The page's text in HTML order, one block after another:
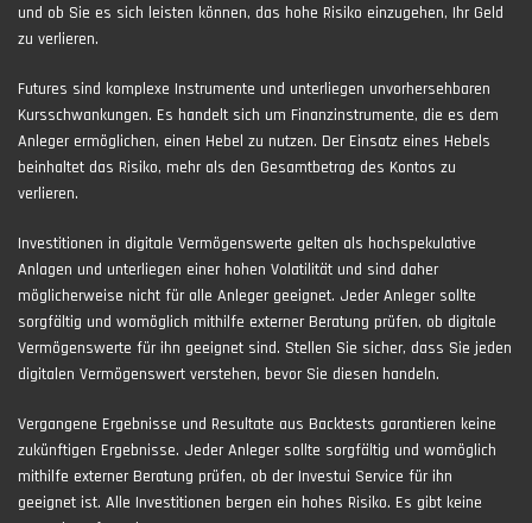
und ob Sie es sich leisten können, das hohe Risiko einzugehen, Ihr Geld
zu verlieren.
Futures sind komplexe Instrumente und unterliegen unvorhersehbaren
Kursschwankungen. Es handelt sich um Finanzinstrumente, die es dem
Anleger ermöglichen, einen Hebel zu nutzen. Der Einsatz eines Hebels
beinhaltet das Risiko, mehr als den Gesamtbetrag des Kontos zu
verlieren.
Investitionen in digitale Vermögenswerte gelten als hochspekulative
Anlagen und unterliegen einer hohen Volatilität und sind daher
möglicherweise nicht für alle Anleger geeignet. Jeder Anleger sollte
sorgfältig und womöglich mithilfe externer Beratung prüfen, ob digitale
Vermögenswerte für ihn geeignet sind. Stellen Sie sicher, dass Sie jeden
digitalen Vermögenswert verstehen, bevor Sie diesen handeln.
Vergangene Ergebnisse und Resultate aus Backtests garantieren keine
zukünftigen Ergebnisse. Jeder Anleger sollte sorgfältig und womöglich
mithilfe externer Beratung prüfen, ob der Investui Service für ihn
geeignet ist. Alle Investitionen bergen ein hohes Risiko. Es gibt keine